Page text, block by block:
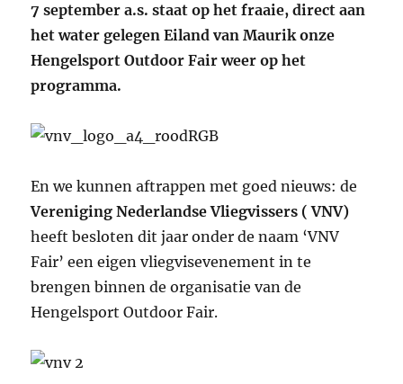
7 september a.s. staat op het fraaie, direct aan
het water gelegen Eiland van Maurik onze
Hengelsport Outdoor Fair weer op het
programma.
En we kunnen aftrappen met goed nieuws: de
Vereniging Nederlandse Vliegvissers ( VNV)
heeft besloten dit jaar onder de naam ‘VNV
Fair’ een eigen vliegvisevenement in te
brengen binnen de organisatie van de
Hengelsport Outdoor Fair.